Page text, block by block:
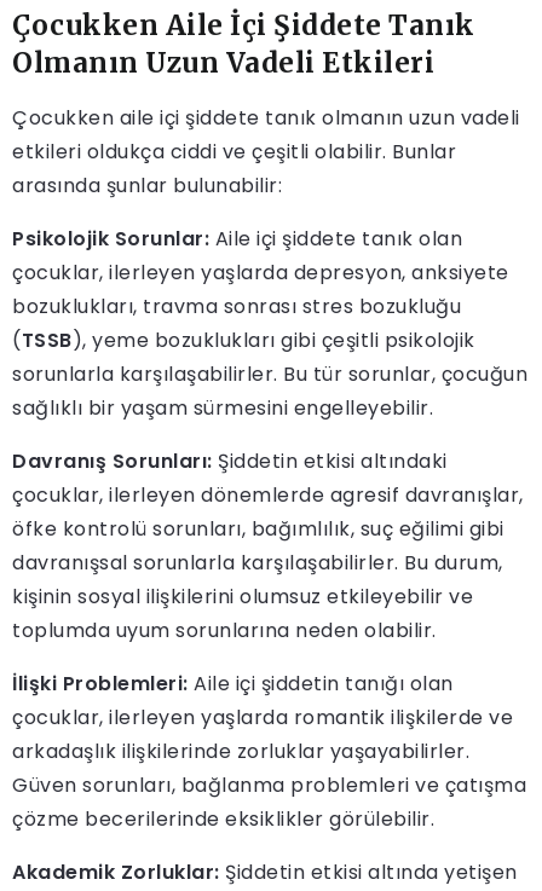
Çocukken Aile İçi Şiddete Tanık
Olmanın Uzun Vadeli Etkileri
Çocukken aile içi şiddete tanık olmanın uzun vadeli
etkileri oldukça ciddi ve çeşitli olabilir. Bunlar
arasında şunlar bulunabilir:
Psikolojik Sorunlar: Aile içi şiddete tanık olan
çocuklar, ilerleyen yaşlarda depresyon, anksiyete
bozuklukları, travma sonrası stres bozukluğu
(TSSB), yeme bozuklukları gibi çeşitli psikolojik
sorunlarla karşılaşabilirler. Bu tür sorunlar, çocuğun
sağlıklı bir yaşam sürmesini engelleyebilir.
Davranış Sorunları: Şiddetin etkisi altındaki
çocuklar, ilerleyen dönemlerde agresif davranışlar,
öfke kontrolü sorunları, bağımlılık, suç eğilimi gibi
davranışsal sorunlarla karşılaşabilirler. Bu durum,
kişinin sosyal ilişkilerini olumsuz etkileyebilir ve
toplumda uyum sorunlarına neden olabilir.
İlişki Problemleri: Aile içi şiddetin tanığı olan
çocuklar, ilerleyen yaşlarda romantik ilişkilerde ve
arkadaşlık ilişkilerinde zorluklar yaşayabilirler.
Güven sorunları, bağlanma problemleri ve çatışma
çözme becerilerinde eksiklikler görülebilir.
Akademik Zorluklar: Şiddetin etkisi altında yetişen